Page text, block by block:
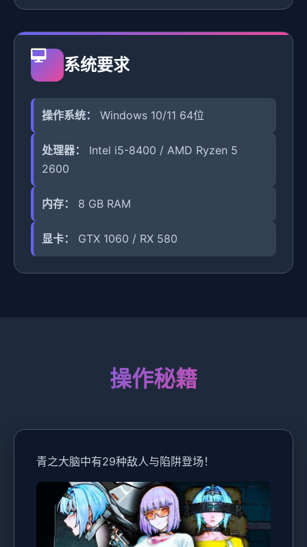
系统要求
操作系统： Windows 10/11 64位
处理器：
Intel i5-8400 / AMD Ryzen 5
2600
内存： 8 GB RAM
显卡： GTX 1060 / RX 580
操作秘籍
青之大脑中有29种敌人与陷阱登场！